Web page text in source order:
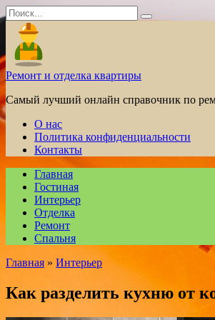
Перейти
к
содержанию
Search
for:
Ремонт и отделка квартиры
Самый лучший онлайн справочник по
О нас
Политика конфиденциальности
Контакты
Главная
Гостиная
Интерьер
Отделка
Ремонт
Спальня
Главная » Интерьер
Как разделить кухню от